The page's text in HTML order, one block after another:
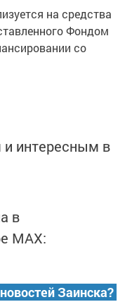
на средства
Фондом
со
интересным в
в
MАХ:
Заинска?